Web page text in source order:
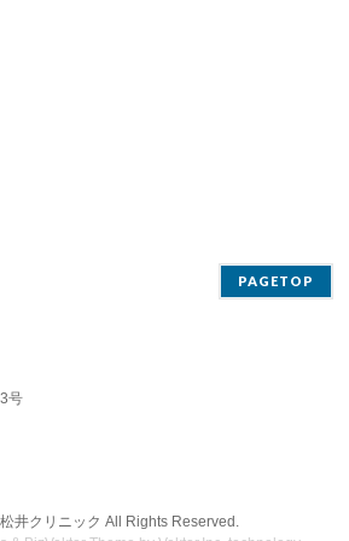
PAGETOP
号
松井クリニック All Rights Reserved.